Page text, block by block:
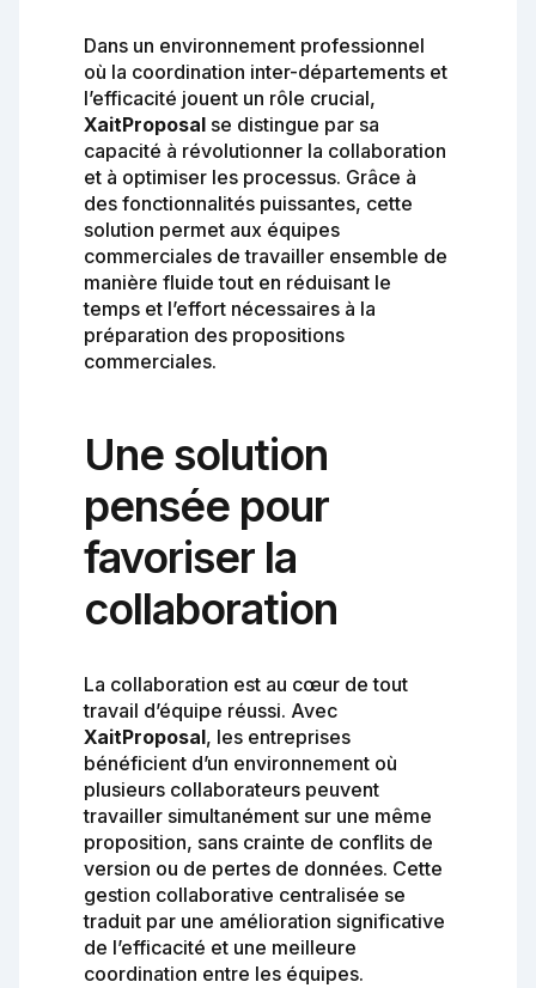
Dans un environnement professionnel
où la coordination inter-départements et
l’efficacité jouent un rôle crucial,
XaitProposal se distingue par sa
capacité à révolutionner la collaboration
et à optimiser les processus. Grâce à
des fonctionnalités puissantes, cette
solution permet aux équipes
commerciales de travailler ensemble de
manière fluide tout en réduisant le
temps et l’effort nécessaires à la
préparation des propositions
commerciales.
Une solution
pensée pour
favoriser la
collaboration
La collaboration est au cœur de tout
travail d’équipe réussi. Avec
XaitProposal, les entreprises
bénéficient d’un environnement où
plusieurs collaborateurs peuvent
travailler simultanément sur une même
proposition, sans crainte de conflits de
version ou de pertes de données. Cette
gestion collaborative centralisée se
traduit par une amélioration significative
de l’efficacité et une meilleure
coordination entre les équipes.